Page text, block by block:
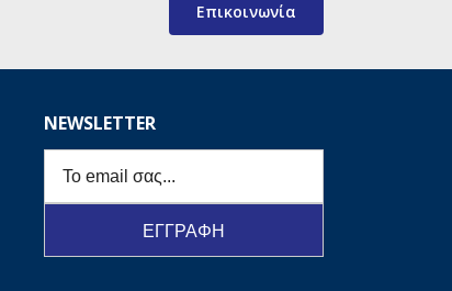
Επικοινωνία
NEWSLETTER
ΕΓΓΡΑΦΗ